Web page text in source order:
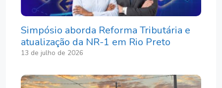
Simpósio aborda Reforma Tributária e
atualização da NR-1 em Rio Preto
13 de julho de 2026